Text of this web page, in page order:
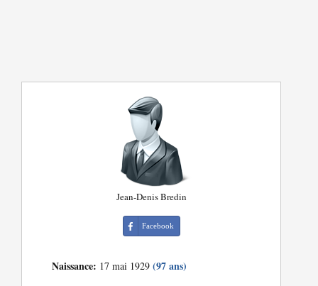
Jean-Denis Bredin
Facebook
Naissance: 17 mai 1929(97 ans)